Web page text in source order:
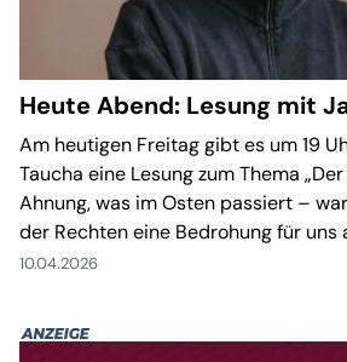
Heute Abend: Lesung mit
Am heutigen Freitag gibt es um 19
Taucha eine Lesung zum Thema
Ahnung, was im Osten passiert –
der Rechten eine Bedrohung für uns
10.04.2026